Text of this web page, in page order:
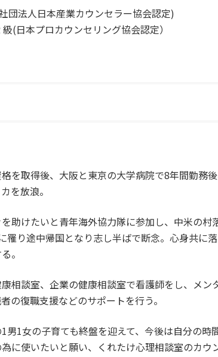
団法人日本産業カウンセラー協会認定)
(日本プロカウンセリング協会認定）
を取得後、大阪と東京の大学病院で8年間勤務
を放浪。
助けたいと青年海外協力隊に参加し、中米の村
罹り途中帰国となり志し半ばで断念。心身共に
。
相談室、企業の健康相談室で看護師をし、メン
の復職支援などのサポートを行う。
男1女の子育ても終盤を迎えて、今後は自分の時
に使いたいと願い、くれたけ心理相談室のカウ